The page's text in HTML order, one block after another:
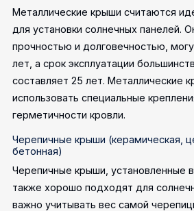
Металлические крыши считаются
для установки солнечных панелей.
прочностью и долговечностью,
лет, а срок эксплуатации
составляет 25 лет. Металлические
использовать специальные
герметичности кровли.
Черепичные крыши (керамическая,
бетонная)
Черепичные крыши, установленные
также хорошо подходят для
важно учитывать вес самой